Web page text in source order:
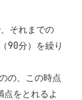
それまでの
90分）を繰り
の、この時点
をとれるよ